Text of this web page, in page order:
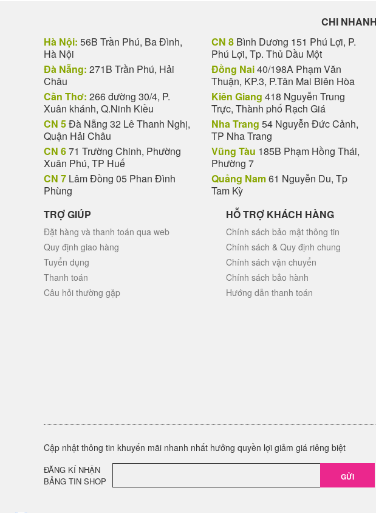
CHI
Hà Nội: 56B Trần Phú, Ba Đình,
Hà Nội
Đà Nẵng: 271B Trần Phú, Hải
Châu
Cần Thơ: 266 đường 30/4, P.
Xuân khánh, Q.Ninh Kiều
CN 5Đà Nẵng 32 Lê Thanh Nghị,
Quận Hải Châu
CN 671 Trường Chinh, Phường
Xuân Phú, TP Huế
CN 7 Lâm Đồng 05 Phan Đình
Phùng
CN 8 Bình Dương 151 Phú Lợi, P.
Phú Lợi, Tp. Thủ Dầu Một
Đồng Nai40/198A Phạm Văn
Thuận, KP.3, P.Tân Mai Biên Hòa
Kiên Giang 418 Nguyễn Trung
Trực, Thành phố Rạch Giá
Nha Trang 54 Nguyễn Đức Cảnh,
TP Nha Trang
Vũng Tàu 185B Phạm Hồng Thái,
Phường 7
Quảng Nam61 Nguyễn Du, Tp
Tam Kỳ
TRỢ GIÚP
Đặt hàng và thanh toán qua web
Quy định giao hàng
Tuyển dụng
Thanh toán
Câu hỏi thường gặp
HỖ TRỢ KHÁCH HÀNG
Chính sách bảo mật thông tin
Chính sách & Quy định chung
Chính sách vận chuyển
Chính sách bảo hành
Hướng dẫn thanh toán
Cập nhật thông tin khuyến mãi nhanh nhất hưởng quyền lợi giảm giá riêng biệt
ĐĂNG KÍ NHẬN
BẢNG TIN SHOP
GỬI